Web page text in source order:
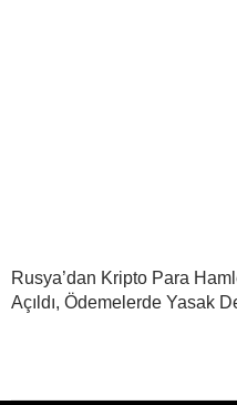
Rusya’dan Kripto Para
Açıldı, Ödemelerde Yasak